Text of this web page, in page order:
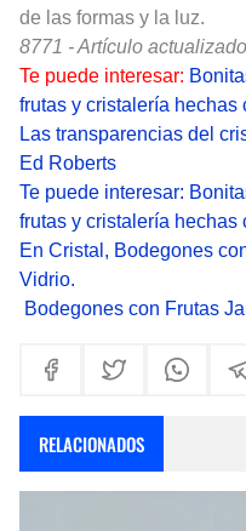
de las formas y la luz.
8771 - Artículo
Te puede interesar:
frutas y cristalería hechas
Las transparencias del
Ed Roberts
Te puede interesar:
frutas y cristalería hechas
En Cristal, Bodegones
Vidrio.
Bodegones con Frutas
RELACIONADOS